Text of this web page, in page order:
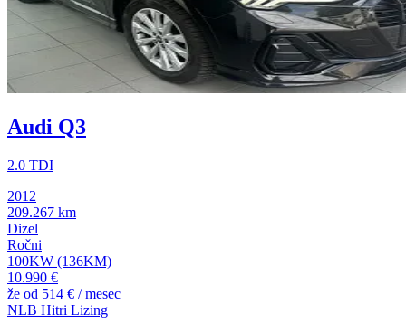
Audi Q3
2.0 TDI
2012
209.267 km
Dizel
Ročni
100KW (136KM)
10.990 €
že od 514 € / mesec
NLB Hitri Lizing